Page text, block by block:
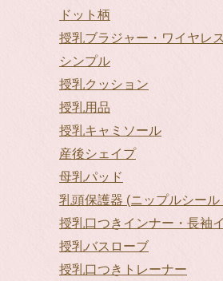
ドット柄
授乳ブラジャー・ワイヤレ
シンプル
授乳クッション
授乳用品
授乳キャミソール
産後シェイプ
母乳パッド
乳頭保護器 (ニップルシール
授乳口つきインナー・長袖
授乳バスローブ
授乳口つきトレーナー